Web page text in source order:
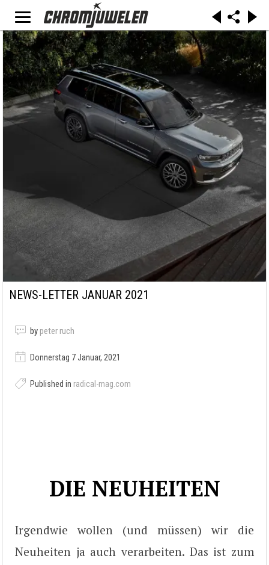
NEWS-LETTER JANUAR 2021
by peter ruch
Donnerstag 7 Januar, 2021
Published in radical-mag.com
DIE NEUHEITEN
Irgendwie wollen (und müssen) wir die
Neuheiten ja auch verarbeiten. Das ist zum